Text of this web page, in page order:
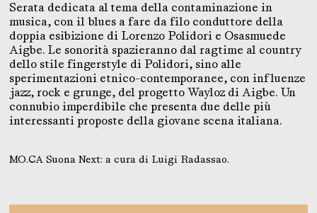
Serata dedicata al tema della contaminazione in
musica, con il blues a fare da filo conduttore della
doppia esibizione di Lorenzo Polidori e Osasmuede
Aigbe. Le sonorità spazieranno dal ragtime al country
dello stile fingerstyle di Polidori, sino alle
sperimentazioni etnico-contemporanee, con influenze
jazz, rock e grunge, del progetto Wayloz di Aigbe. Un
connubio imperdibile che presenta due delle più
interessanti proposte della giovane scena italiana.
MO.CA Suona Next: a cura di Luigi Radassao.